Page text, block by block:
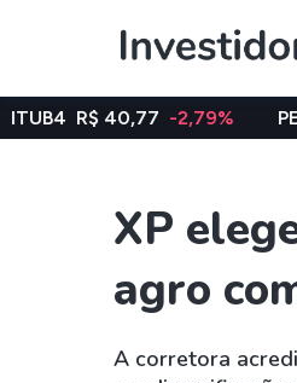
Assuntos do
Índice
Ibovespa
-2,79% PETR4 R$
XP
agro
A corretora